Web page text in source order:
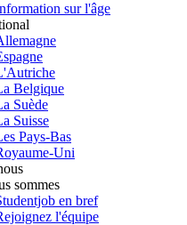
sur l'âge
Belgique
Suède
Suisse
Pays-Bas
Uni
sommes
en bref
l'équipe